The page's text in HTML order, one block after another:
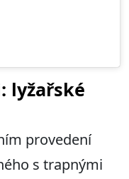
lyžařské
provedení
s trapnými